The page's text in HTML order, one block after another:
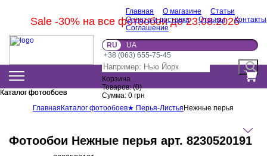
Sale -30% на все фотообои до 23.08.2026
Главная О магазине
Статьи
Оплата и доставка
Отзывы
Контакты
Соглашение
RU
UA
+38 (063) 655-75-45
Корзина
Товаров:(0)
Сумма: 0 грн
Каталог фотообоев
Каталог фотообоев
Главная Каталог фотообоев★ Перья-Листья Нежные перья
Фотообои Нежные перья арт. 8230520191